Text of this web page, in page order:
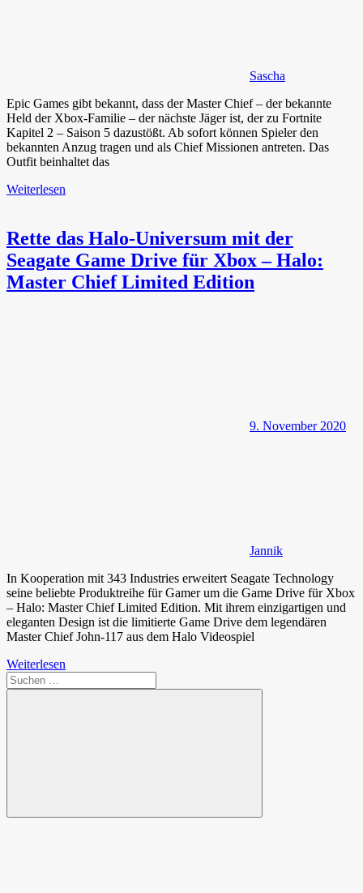
Sascha
Epic Games gibt bekannt, dass der Master Chief – der bekannte
Held der Xbox-Familie – der nächste Jäger ist, der zu Fortnite
Kapitel 2 – Saison 5 dazustößt. Ab sofort können Spieler den
bekannten Anzug tragen und als Chief Missionen antreten. Das
Outfit beinhaltet das
Weiterlesen
Rette das Halo-Universum mit der
Seagate Game Drive für Xbox – Halo:
Master Chief Limited Edition
9. November 2020
Jannik
In Kooperation mit 343 Industries erweitert Seagate Technology
seine beliebte Produktreihe für Gamer um die Game Drive für Xbox
– Halo: Master Chief Limited Edition. Mit ihrem einzigartigen und
eleganten Design ist die limitierte Game Drive dem legendären
Master Chief John-117 aus dem Halo Videospiel
Weiterlesen
Suchen
nach:
Suchen